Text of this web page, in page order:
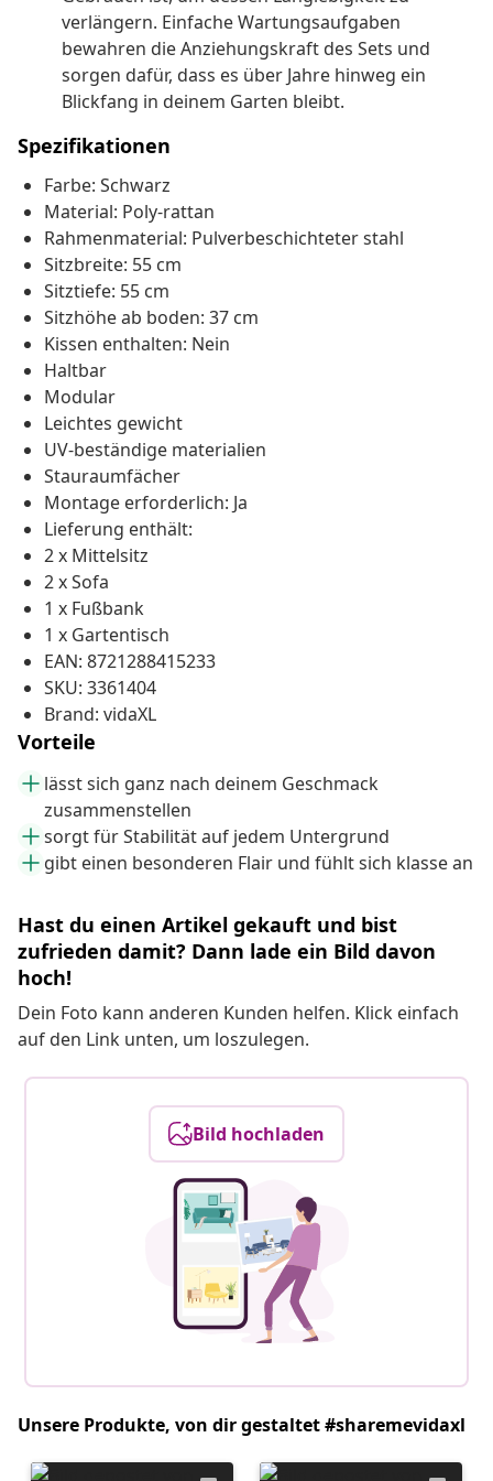
verlängern. Einfache Wartungsaufgaben
bewahren die Anziehungskraft des Sets und
sorgen dafür, dass es über Jahre hinweg ein
Blickfang in deinem Garten bleibt.
Spezifikationen
Farbe: Schwarz
Material: Poly-rattan
Rahmenmaterial: Pulverbeschichteter stahl
Sitzbreite: 55 cm
Sitztiefe: 55 cm
Sitzhöhe ab boden: 37 cm
Kissen enthalten: Nein
Haltbar
Modular
Leichtes gewicht
UV-beständige materialien
Stauraumfächer
Montage erforderlich: Ja
Lieferung enthält:
2 x Mittelsitz
2 x Sofa
1 x Fußbank
1 x Gartentisch
EAN: 8721288415233
SKU: 3361404
Brand: vidaXL
Vorteile
lässt sich ganz nach deinem Geschmack
zusammenstellen
sorgt für Stabilität auf jedem Untergrund
gibt einen besonderen Flair und fühlt sich klasse an
Hast du einen Artikel gekauft und bist
zufrieden damit? Dann lade ein Bild davon
hoch!
Dein Foto kann anderen Kunden helfen. Klick einfach
auf den Link unten, um loszulegen.
Bild hochladen
Unsere Produkte, von dir gestaltet #sharemevidaxl